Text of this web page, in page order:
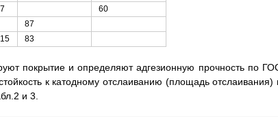
7
60
87
15 83
покрытие и определяют адгезионную прочность по
к катодному отслаиванию (площадь отслаивания)
и 3.